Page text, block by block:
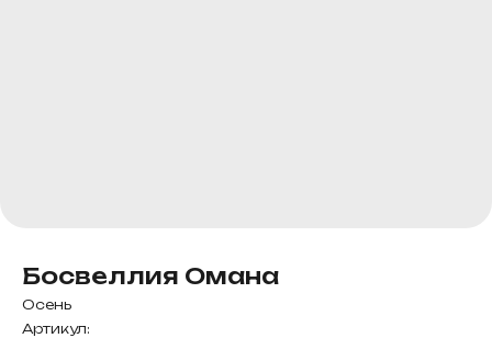
Босвеллия Омана
Осень
Артикул: